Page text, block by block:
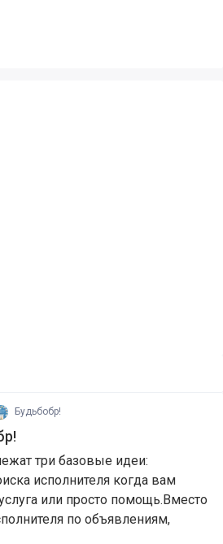
Будьбобр!
три базовые идеи:
исполнителя когда вам
или просто помощь.Вместо
по объявлениям,